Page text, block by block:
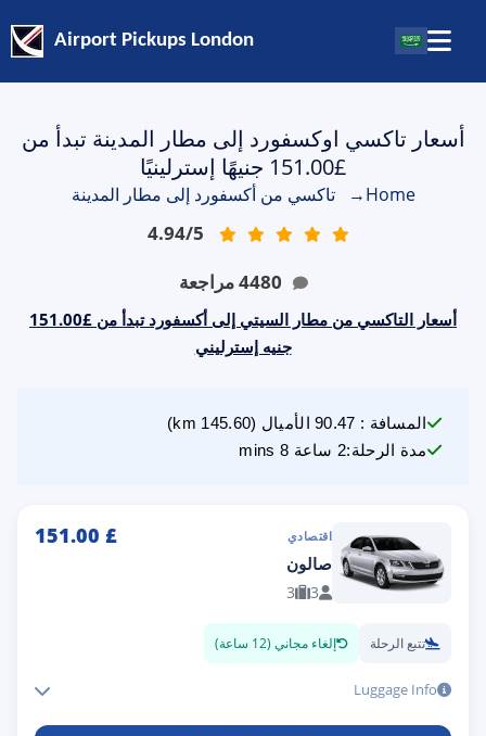
Airport Pickups London
أسعار تاكسي اوكسفورد إلى مطار المدينة تبدأ من
£151.00 جنيهًا إسترلينيًا
Home
→ تاكسي من أكسفورد إلى مطار المدينة
4.94/5
4480مراجعة
أسعار التاكسي من مطار السيتي إلى أكسفورد تبدأ من £151.00
جنيه إسترليني
المسافة :
90.47 الأميال (
145.60
مدة الرحلة:2 ساعة 8 mins
اقتصادي £
151.00
صالون
3
3
تتبع الرحلة إلغاء مجاني (12 ساعة)
Luggage Info